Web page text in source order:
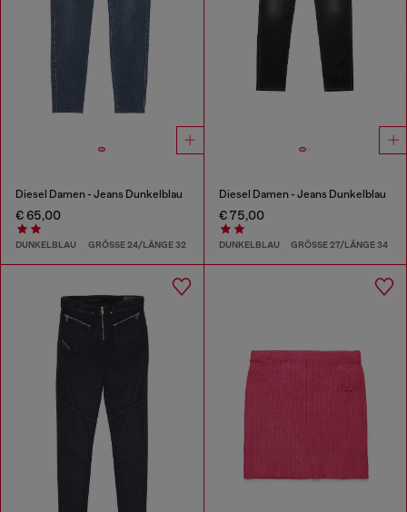
Diesel Damen - Jeans Dunkelblau
€ 65,00
DUNKELBLAU GRÖSSE 24/LÄNGE 32
Diesel Damen - Jeans Dunkelblau
€ 75,00
DUNKELBLAU GRÖSSE 27/LÄNGE 34